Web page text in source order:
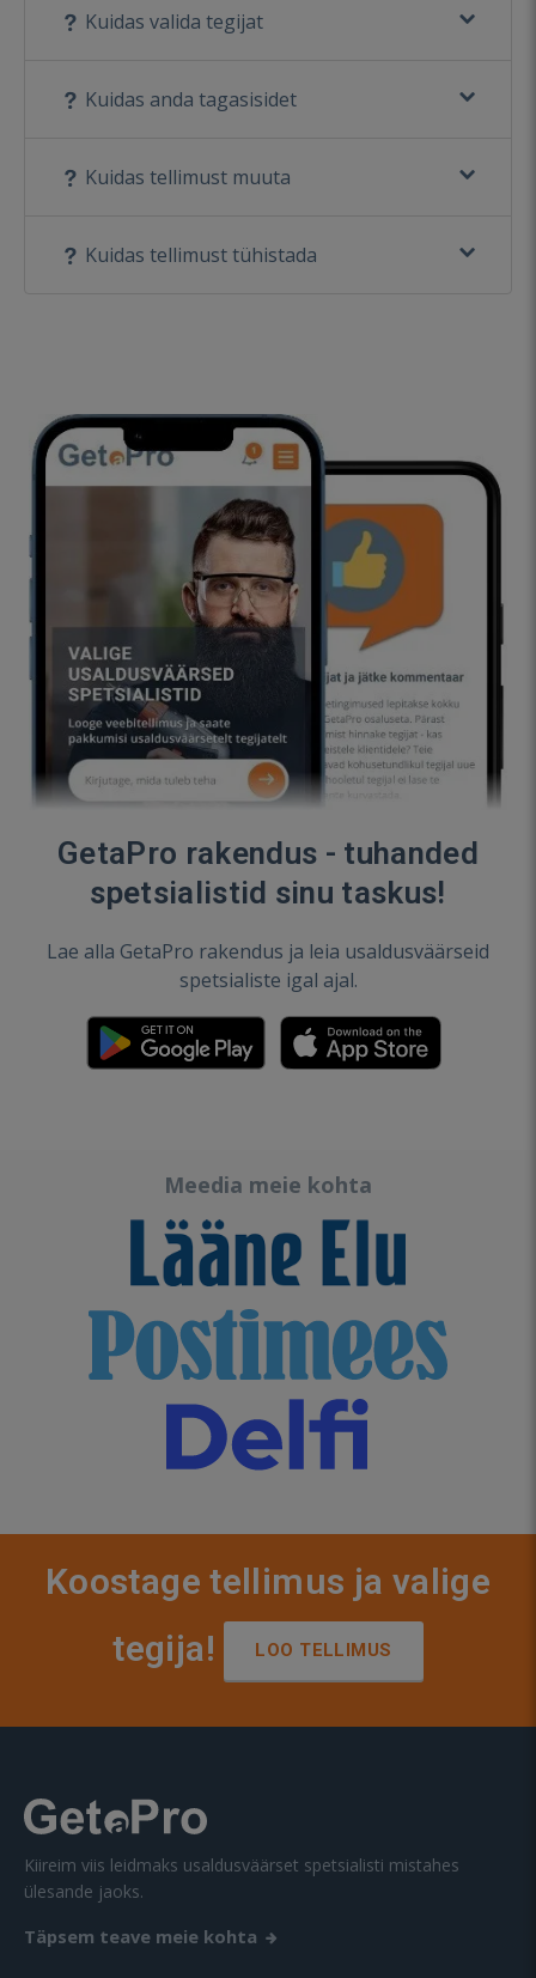
Kuidas valida tegijat
Kuidas anda tagasisidet
Kuidas tellimust muuta
Kuidas tellimust tühistada
GetaPro rakendus - tuhanded
spetsialistid sinu taskus!
Lae alla GetaPro rakendus ja leia usaldusväärseid
spetsialiste igal ajal.
Meedia meie kohta
Koostage tellimus ja valige
tegija!
LOO TELLIMUS
Kiireim viis leidmaks usaldusväärset spetsialisti mistahes
ülesande jaoks.
Täpsem teave meie kohta